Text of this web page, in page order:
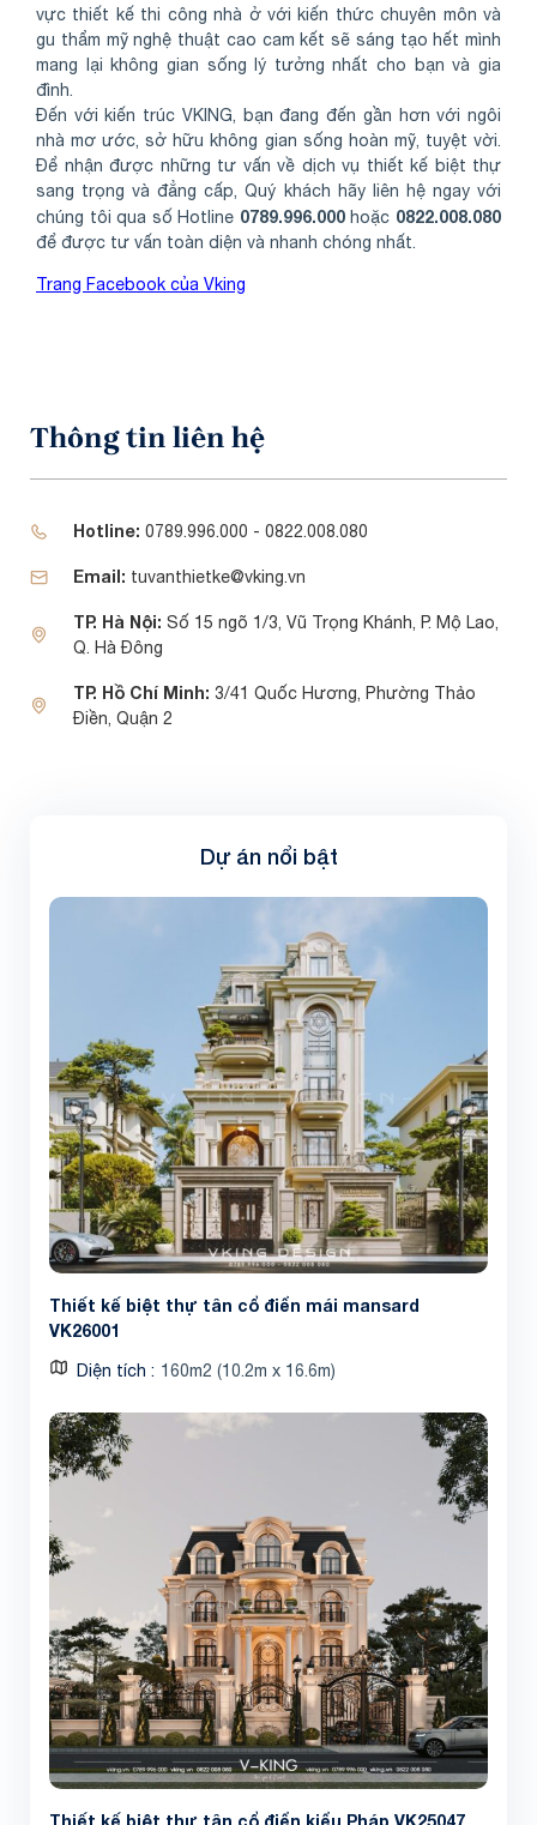
vực thiết kế thi công nhà ở với kiến thức chuyên môn và
gu thẩm mỹ nghệ thuật cao cam kết sẽ sáng tạo hết mình
mang lại không gian sống lý tưởng nhất cho bạn và gia
đình.
Đến với kiến trúc VKING, bạn đang đến gần hơn với ngôi
nhà mơ ước, sở hữu không gian sống hoàn mỹ, tuyệt vời.
Để nhận được những tư vấn về dịch vụ thiết kế biệt thự
sang trọng và đẳng cấp, Quý khách hãy liên hệ ngay với
chúng tôi qua số Hotline 0789.996.000hoặc 0822.008.080
để được tư vấn toàn diện và nhanh chóng nhất.
Trang Facebook của Vking
Thông tin liên hệ
Hotline: 0789.996.000 - 0822.008.080
Email: tuvanthietke@vking.vn
TP. Hà Nội: Số 15 ngõ 1/3, Vũ Trọng Khánh, P. Mộ Lao,
Q. Hà Đông
TP. Hồ Chí Minh: 3/41 Quốc Hương, Phường Thảo
Điền, Quận 2
Dự án nổi bật
Thiết kế biệt thự tân cổ điển mái mansard
VK26001
Diện tích 160m2 (10.2m x 16.6m)